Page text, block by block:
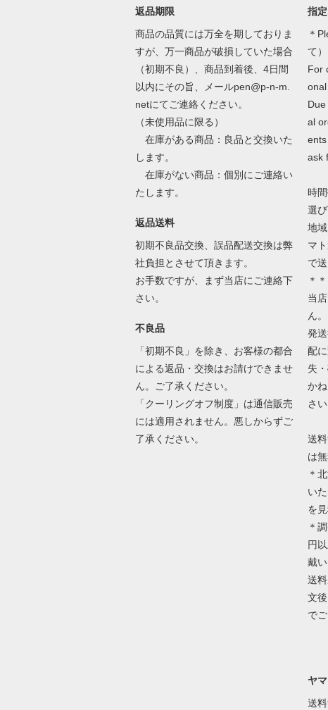
返品期限
商品の品質には万全を期しておりま
すが、万一商品が破損していた場合
（初期不良）、商品到着後、4日間
以内にその旨、メールpen@p-n-m.
netにてご連絡ください。
（未使用品に限る）
在庫がある商品：良品と交換いた
します。
在庫がない商品：個別にご連絡い
たします。
返品送料
初期不良品交換、誤品配送交換は弊
社負担とさせて頂きます。
お手数ですが、まず当店にご連絡下
さい。
不良品
「初期不良」を除き、お客様の都合
による返品・交換はお請けできませ
ん。ご了承ください。
「クーリングオフ制度」は通信販売
には適用されません。悪しからずご
了承ください。
指
＊
て）
For
al
ask
時
選び
地
マ
で
＊
当
ん。
発
配
失
か
さい
送
は無
＊
い
を
＊
円
戴い
送
文
で
ヤ
送